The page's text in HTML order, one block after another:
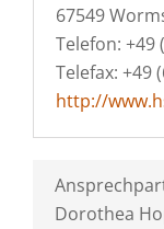
67549
Telefon: +49
Telefax: +49
http://
Dorothea